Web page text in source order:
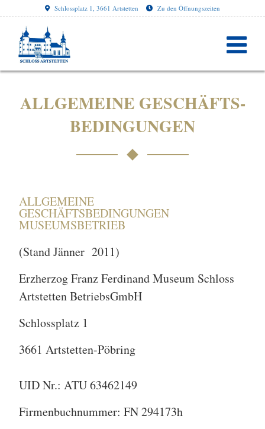
Schlossplatz 1, 3661 Artstetten Zu den Öffnungszeiten
ALLGEMEINE GESCHÄFTS­
BEDINGUNGEN
ALLGEMEINE
GESCHÄFTSBEDINGUNGEN
MUSEUMSBETRIEB
(Stand Jänner 2011)
Erzherzog Franz Ferdinand Museum Schloss
Artstetten BetriebsGmbH
Schlossplatz 1
3661 Artstetten-Pöbring
UID Nr.: ATU 63462149
Firmenbuchnummer: FN 294173h